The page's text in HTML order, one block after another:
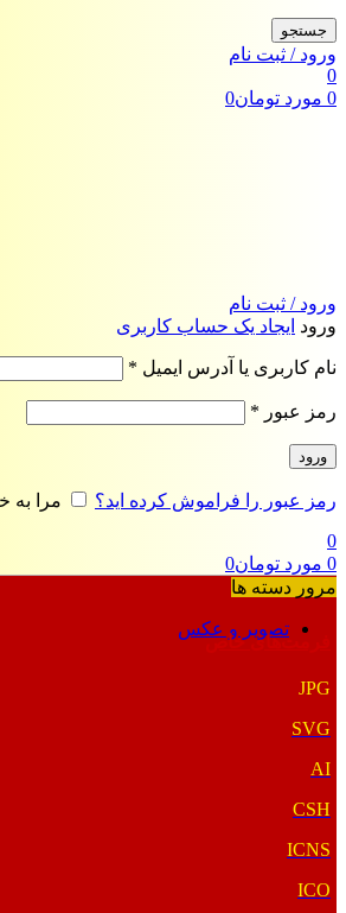
جستجو
ورود / ثبت نام
0
0 مورد تومان0
ورود / ثبت نام
ورود ایجاد یک حساب کاربری
نام کاربری یا آدرس ایمیل *
رمز عبور *
ورود
رمز عبور را فراموش کرده اید؟
مرا به
0
0 مورد تومان0
مرور دسته ها
تصویر و عکس
فرمت‌های خاص
JPG
SVG
AI
CSH
ICNS
ICO